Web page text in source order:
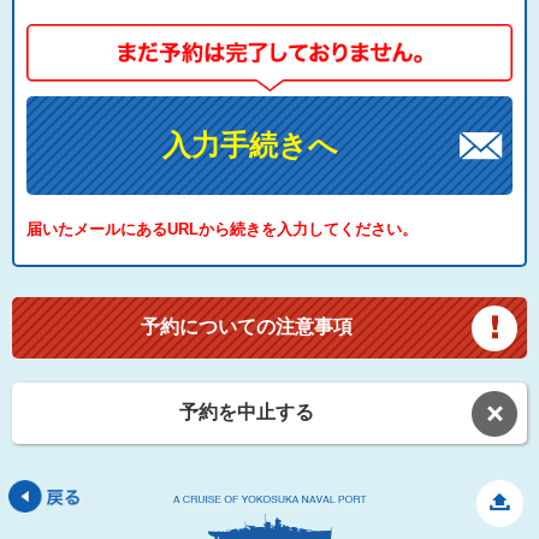
入力手続きへ
届いたメールにあるURLから続きを入力してください。
予約についての注意事項
予約を中止する